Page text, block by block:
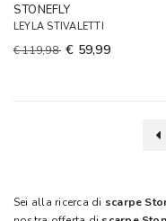
STONEFLY
LEYLA STIVALETTI
€ 119,98 € 59,99
Sei alla ricerca di scarpe